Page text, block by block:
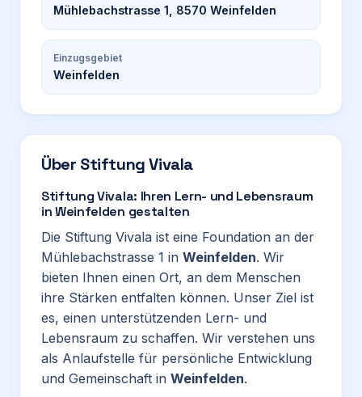
Mühlebachstrasse 1, 8570 Weinfelden
Einzugsgebiet
Weinfelden
Über Stiftung Vivala
Stiftung Vivala: Ihren Lern- und Lebensraum
in Weinfelden gestalten
Die Stiftung Vivala ist eine Foundation an der
Mühlebachstrasse 1 in Weinfelden. Wir
bieten Ihnen einen Ort, an dem Menschen
ihre Stärken entfalten können. Unser Ziel ist
es, einen unterstützenden Lern- und
Lebensraum zu schaffen. Wir verstehen uns
als Anlaufstelle für persönliche Entwicklung
und Gemeinschaft in Weinfelden.